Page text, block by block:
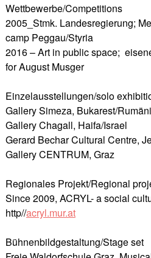
Wettbewerbe/Competitions
2005_Stmk. Landesregierung;
camp Peggau/Styria
2016 – Art in public space;
for August Musger
Einzelausstellungen/solo
Gallery Simeza, Bukarest/
Gallery Chagall, Haifa/Israel
Gerard Bechar Cultural Centre,
Gallery CENTRUM, Graz
Regionales Projekt/Regional
Since 2009, ACRYL- a social
http//acryl.mur.at
Bühnenbildgestaltung/Stage set